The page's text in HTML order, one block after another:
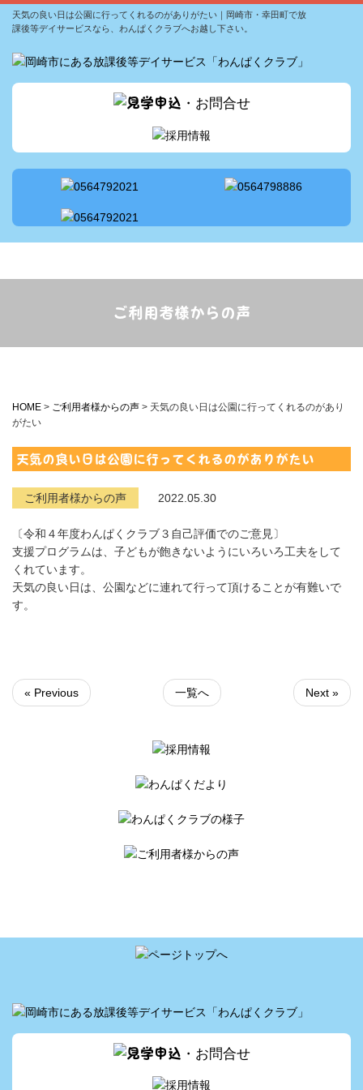
天気の良い日は公園に行ってくれるのがありがたい｜岡崎市・幸田町で放
課後等デイサービスなら、わんぱくクラブへお越し下さい。
わんぱくサポートメソッドについて
スタッフ配置
アクセス
ご利用者様からの声
HOME > ご利用者様からの声 > 天気の良い日は公園に行ってくれるのがあり
がたい
天気の良い日は公園に行ってくれるのがありがたい
ご利用者様からの声 2022.05.30
〔令和４年度わんぱくクラブ３自己評価でのご意見〕
支援プログラムは、子どもが飽きないようにいろいろ工夫をして
くれています。
天気の良い日は、公園などに連れて行って頂けることが有難いで
す。
« Previous 一覧へ Next »